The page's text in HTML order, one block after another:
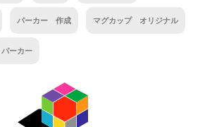
パーカー 作成 マグカップ オリジナル
パーカー